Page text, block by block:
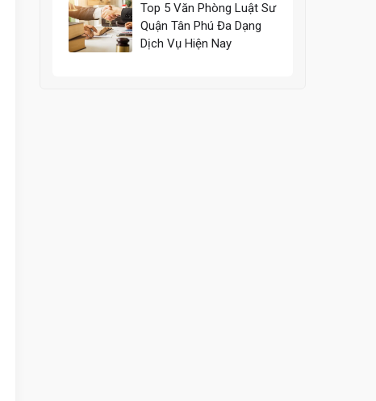
Top 5 Văn Phòng Luật Sư
Quận Tân Phú Đa Dạng
Dịch Vụ Hiện Nay